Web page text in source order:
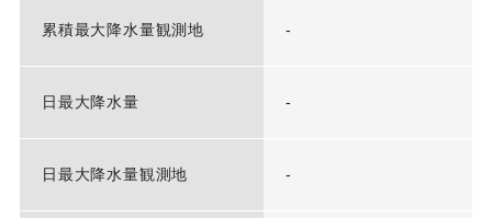
累積最大降水量観測地 -
日最大降水量 -
日最大降水量観測地 -